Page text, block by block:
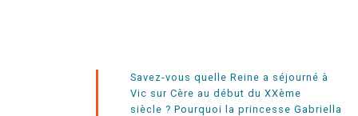
Savez-vous quelle Reine a séjourné à
Vic sur Cère au début du XXème
siècle ? Pourquoi la princesse Gabriella